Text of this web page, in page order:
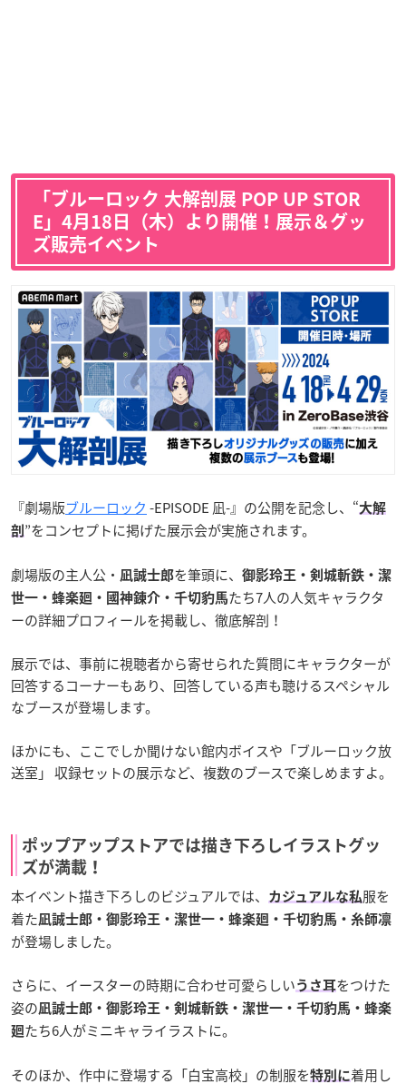
「ブルーロック 大解剖展 POP UP STOR
E」4月18日（木）より開催！展示＆グッ
ズ販売イベント
『劇場版ブルーロック -EPISODE 凪-』の公開を記念し、“大解
剖 ”をコンセプトに掲げた展示会が実施されます。
劇場版の主人公・ 凪誠士郎を筆頭に、
御影玲王・剣城斬鉄・潔
世一・蜂楽廻・國神錬介・千切豹馬たち7人の人気キャラクタ
ーの詳細プロフィールを掲載し、徹底解剖！
展示では、事前に視聴者から寄せられた質問にキャラクターが
回答するコーナーもあり、回答している声も聴けるスペシャル
なブースが登場します。
ほかにも、ここでしか聞けない館内ボイスや「ブルーロック放
送室」 収録セットの展示など、複数のブースで楽しめますよ。
ポップアップストアでは描き下ろしイラストグッ
ズが満載！
本イベント描き下ろしのビジュアルでは、 カジュアルな私服を
着た凪誠士郎・御影玲王・潔世一・蜂楽廻・千切豹馬・糸師凛
が登場しました。
さらに、イースターの時期に合わせ可愛らしい うさ耳をつけた
姿の凪誠士郎・御影玲王・剣城斬鉄・潔世一・千切豹馬・蜂楽
廻 たち6人がミニキャライラストに。
そのほか、作中に登場する「白宝高校」の制服を特別に着用し